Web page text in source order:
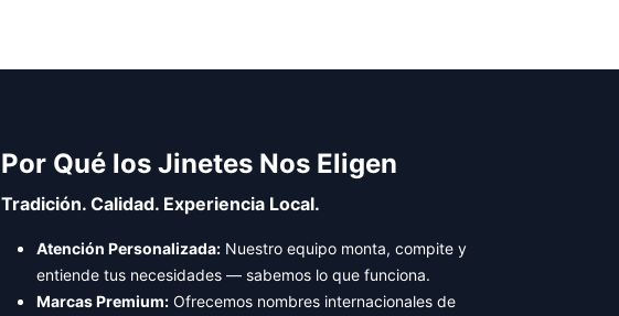
Por Qué los Jinetes Nos Eligen
Tradición. Calidad. Experiencia Local.
Atención Personalizada: Nuestro equipo monta, compite y
entiende tus necesidades — sabemos lo que funciona.
Marcas Premium: Ofrecemos nombres internacionales de